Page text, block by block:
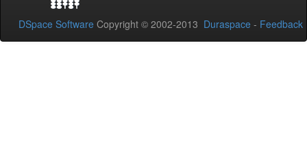
DSpace Software Copyright © 2002-2013 Duraspace - Feedback